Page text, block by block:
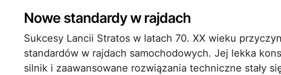
Nowe standardy w rajdach
Sukcesy Lancii Stratos w latach 70. XX wieku
standardów w rajdach samochodowych. Jej lekka
silnik i zaawansowane rozwiązania techniczne stały